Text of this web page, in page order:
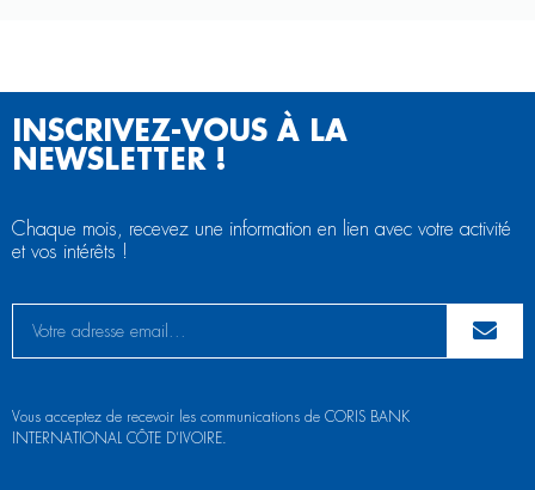
INSCRIVEZ-VOUS À LA
NEWSLETTER !
Chaque mois, recevez une information en lien avec votre activité
et vos intérêts !
Vous acceptez de recevoir les communications de CORIS BANK
INTERNATIONAL CÔTE D’IVOIRE.